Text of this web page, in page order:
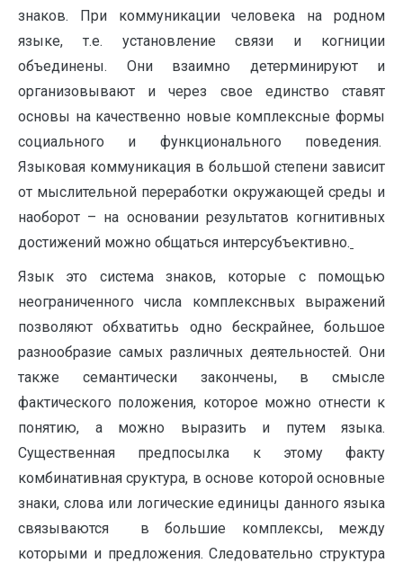
знаков. При коммуникации человека на родном
языке, т.е. установление связи и когниции
объединены. Они взаимно детерминируют и
организовывают и через свое единство ставят
основы на качественно новые комплексные формы
социального и функционального поведения.
Языковая коммуникация в большой степени зависит
от мыслительной переработки окружающей среды и
наоборот – на основании результатов когнитивных
достижений можно общаться интерсубъективно.
Язык это система знаков, которые с помощью
неограниченного числа комплекснвых выражений
позволяют обхватитьь одно бескрайнее, большое
разнообразие самых различных деятельностей. Они
также семантически закончены, в смысле
фактического положения, которое можно отнести к
понятию, а можно выразить и путем языка.
Существенная предпосылка к этому факту
комбинативная сруктура, в основе которой основные
знаки, слова или логические единицы данного языка
связываются в большие комплексы, между
которыми и предложения. Следовательно структура